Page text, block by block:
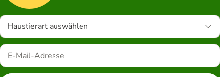
Haustierart auswählen